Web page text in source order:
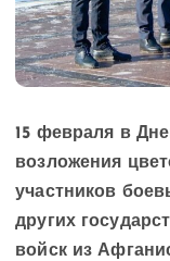
15 февраля в
возложения
участников
других
войск из